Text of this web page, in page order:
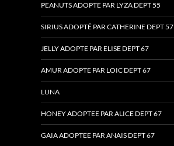
PEANUTS ADOPTE PAR LYZA DEPT 55
SIRIUS ADOPTÉ PAR CATHERINE DEPT 57
JELLY ADOPTE PAR ELISE DEPT 67
AMUR ADOPTE PAR LOIC DEPT 67
LUNA
HONEY ADOPTEE PAR ALICE DEPT 67
GAIA ADOPTEE PAR ANAIS DEPT 67